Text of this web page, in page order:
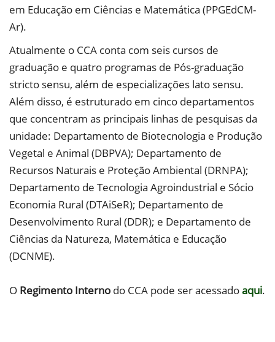
em Educação em Ciências e Matemática (PPGEdCM-
Ar).
Atualmente o CCA conta com seis cursos de
graduação e quatro programas de Pós-graduação
stricto sensu, além de especializações lato sensu.
Além disso, é estruturado em cinco departamentos
que concentram as principais linhas de pesquisas da
unidade: Departamento de Biotecnologia e Produção
Vegetal e Animal (DBPVA); Departamento de
Recursos Naturais e Proteção Ambiental (DRNPA);
Departamento de Tecnologia Agroindustrial e Sócio
Economia Rural (DTAiSeR); Departamento de
Desenvolvimento Rural (DDR); e Departamento de
Ciências da Natureza, Matemática e Educação
(DCNME).
O Regimento Interno do CCA pode ser acessadoaqui.